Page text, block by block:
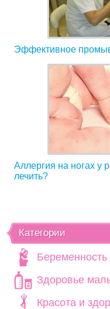
Эффективное
Аллергия на ногах у
лечить?
Категории
Здоровье
Красота и